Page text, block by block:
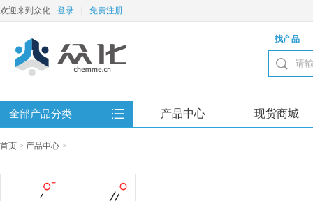
欢迎来到众化 登录 免费注册
找产品
全部产品分类 产品中心 现货商城
首页 > 产品中心 >